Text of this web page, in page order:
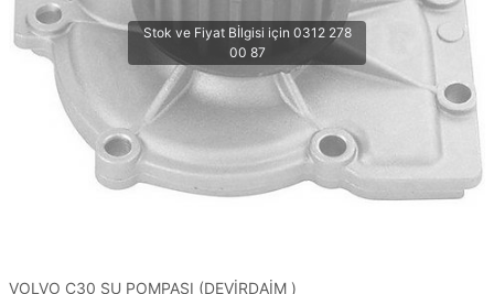
VOLVO C30 SU POMPASI (DEVİRDAİM )